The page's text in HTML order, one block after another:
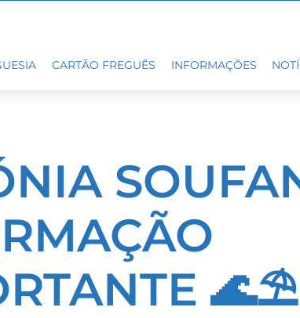
CARTÃO FREGUÊS INFORMAÇÕES
🌊⛱️